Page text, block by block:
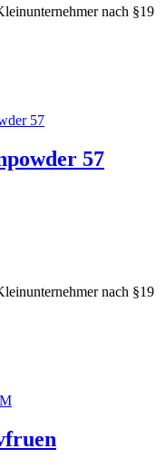
nach §19
57
nach §19